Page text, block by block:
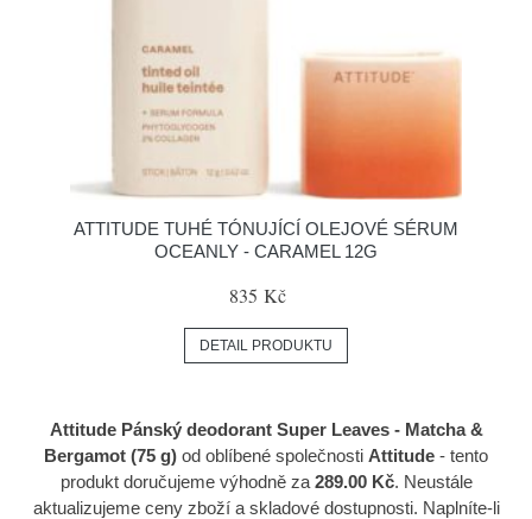
ATTITUDE TUHÉ TÓNUJÍCÍ OLEJOVÉ SÉRUM
OCEANLY - CARAMEL 12G
835 Kč
DETAIL PRODUKTU
Attitude Pánský deodorant Super Leaves - Matcha &
Bergamot (75 g) od oblíbené společnosti Attitude - tento
produkt doručujeme výhodně za 289.00 Kč. Neustále
aktualizujeme ceny zboží a skladové dostupnosti. Naplníte-li